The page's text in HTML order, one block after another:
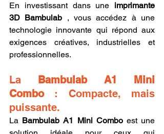
En investissant dans une imprimante
3D Bambulab , vous accédez à une
technologie innovante qui répond aux
exigences créatives, industrielles et
professionnelles.
La Bambulab A1 Mini
Combo : Compacte, mais
puissante.
La Bambulab A1 Mini Combo est une